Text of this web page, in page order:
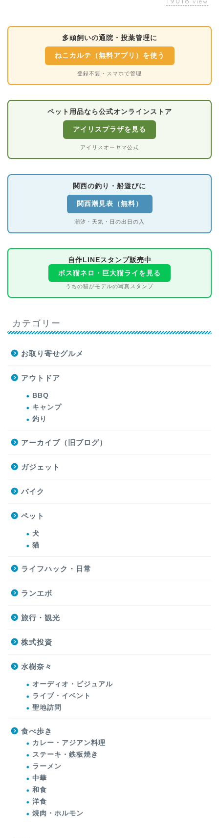
多頭飼いの通院・投薬管理に
ねこカルテ（無料アプリ）を使う
登録不要・スマホで管理
ペット用品なら公式オンラインストア
アイリスプラザを見る
アイリスオーヤマ公式
関西の釣り・船遊びに
関西潮見表（無料）
潮汐・天気・日の出日の入
自作LINEスタンプ販売中
ボス猫ネロ・巨大猫ライを見る
うちの猫がモデルの写真スタンプ
カテゴリー
お取り寄せグルメ
アウトドア
BBQ
キャンプ
釣り
アーカイブ（旧ブログ）
ガジェット
バイク
ペット
犬
猫
ライフハック・日常
ランエボ
旅行・観光
株式投資
水樹奈々
オーディオ・ビジュアル
ライブ・イベント
聖地訪問
食べ歩き
カレー・アジアン料理
ステーキ・鉄板焼き
ラーメン
中華
和食
洋食
焼肉・ホルモン